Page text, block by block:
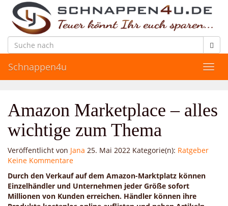
main
content
Schnappen4u
Amazon Marketplace – alles
wichtige zum Thema
Veröffentlicht von Jana 25. Mai 2022 Kategorie(n): Ratgeber
Keine Kommentare
Durch den Verkauf auf dem Amazon-Marktplatz können
Einzelhändler und Unternehmen jeder Größe sofort
Millionen von Kunden erreichen. Händler können ihre